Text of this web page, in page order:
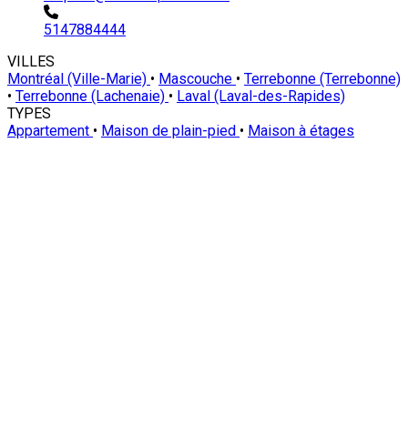
5147884444
VILLES
Montréal (Ville-Marie) • Mascouche • Terrebonne (Terrebonne)
• Terrebonne (Lachenaie) • Laval (Laval-des-Rapides)
TYPES
Appartement • Maison de plain-pied • Maison à étages